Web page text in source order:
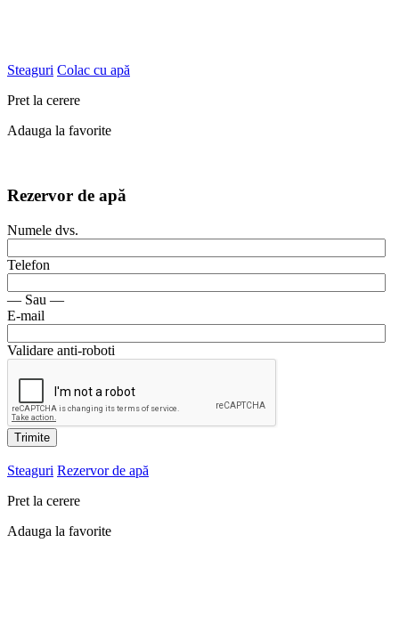
Steaguri Colac cu apă
Pret la cerere
Adauga la favorite
Rezervor de apă
Numele dvs.
Telefon
— Sau —
E-mail
Validare anti-roboti
Trimite
Steaguri Rezervor de apă
Pret la cerere
Adauga la favorite